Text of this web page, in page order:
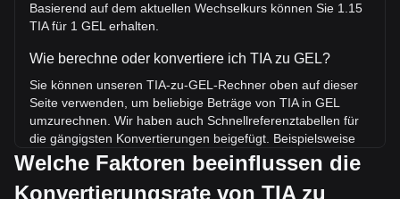
Basierend auf dem aktuellen Wechselkurs können Sie 1.15
TIA für 1 GEL erhalten.
Wie berechne oder konvertiere ich TIA zu GEL?
Sie können unseren TIA-zu-GEL-Rechner oben auf dieser
Seite verwenden, um beliebige Beträge von TIA in GEL
umzurechnen. Wir haben auch Schnellreferenztabellen für
die gängigsten Konvertierungen beigefügt. Beispielsweise
entsprechen 5 GEL 5.76 TIA, während 5 TIA etwa 4.34GEL
kosten.
Welche Faktoren beeinflussen die
Konvertierungsrate von TIA zu